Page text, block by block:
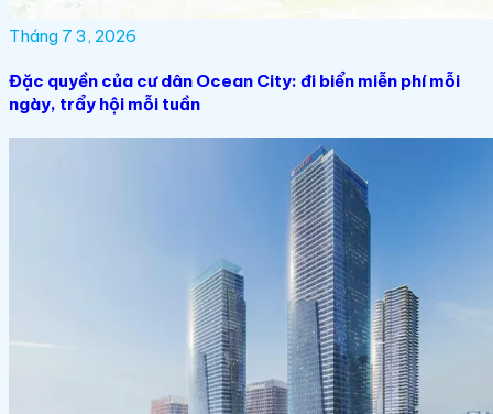
Tháng 7 3, 2026
Đặc quyền của cư dân Ocean City: đi biển miễn phí mỗi
ngày, trẩy hội mỗi tuần